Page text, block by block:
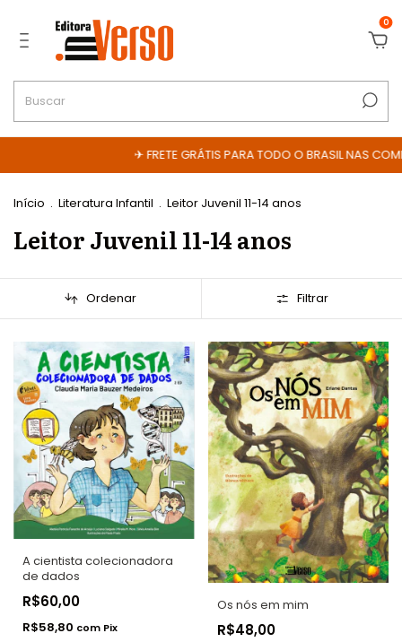
0
✈ FRETE GRÁTIS PARA TODO O BRASIL NAS COMPRAS ACIMA DE
Início . Literatura Infantil . Leitor Juvenil 11-14 anos
Leitor Juvenil 11-14 anos
Ordenar Filtrar
A cientista colecionadora
de dados
R$60,00
R$58,80 com Pix
Os nós em mim
R$48,00